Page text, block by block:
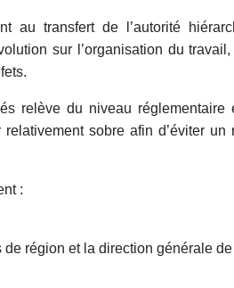
au transfert de l’autorité
sur l’organisation du
relève du niveau réglementaire
sobre afin d’éviter un
:
région et la direction générale de